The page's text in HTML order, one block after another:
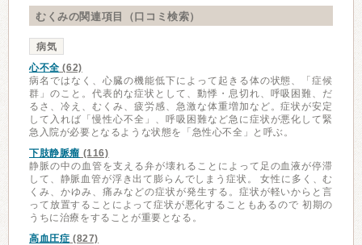
むくみの関連項目（口コミ検索）
病気
心不全 (62)
病名ではなく、心臓の機能低下によって起きる体の状態、「症候
群」のこと。代表的な症状として、動悸・息切れ、呼吸困難、だ
るさ、冷え、むくみ、疲労感、急激な体重増加など。症状が安定
して入れば「慢性心不全」、呼吸困難など急に症状が悪化して緊
急入院が必要となるような状態を「急性心不全」と呼ぶ。
下肢静脈瘤 (116)
静脈の中の血管を支える弁が壊れることによって足の血液が停滞
して、静脈血管が浮き出て膨らんでしまう症状。 女性に多く、む
くみ、かゆみ、痛みなどの症状が発生する。症状が軽いからと言
って放置することによって症状が悪化することもあるので 初期の
うちに治療をすることが重要となる。
高血圧症 (827)